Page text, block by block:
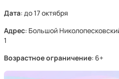
Дата: до 17 октября
Адрес: Большой
1
Возрастное ограничение: 6+